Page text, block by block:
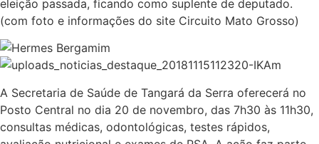
eleição passada, ficando como suplente de deputado.
(com foto e informações do site Circuito Mato Grosso)
A Secretaria de Saúde de Tangará da Serra oferecerá no
Posto Central no dia 20 de novembro, das 7h30 às 11h30,
consultas médicas, odontológicas, testes rápidos,